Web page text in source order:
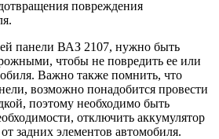
повреждения
панели ВАЗ 2107, нужно быть
чтобы не повредить ее или
Важно также помнить, что
возможно понадобится провести
поэтому необходимо быть
отключить аккумулятор
задних элементов автомобиля.